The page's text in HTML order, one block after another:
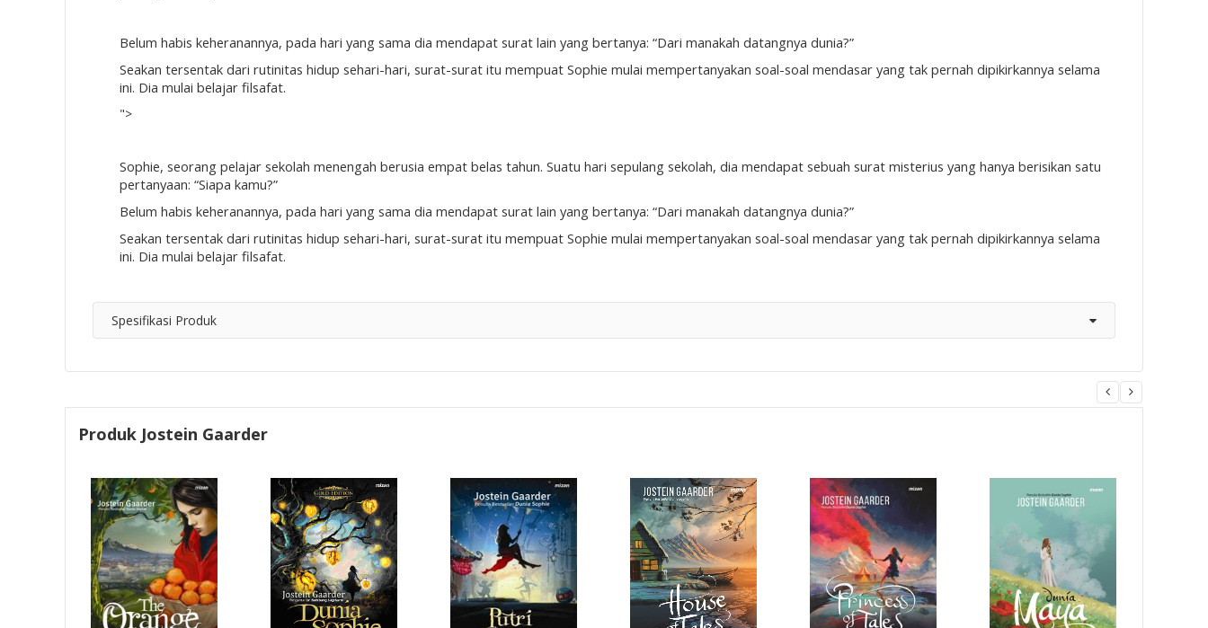
Belum habis keheranannya, pada hari yang sama dia mendapat surat lain yang bertanya: “Dari manakah datangnya dunia?”
Seakan tersentak dari rutinitas hidup sehari-hari, surat-surat itu mempuat Sophie mulai mempertanyakan soal-soal mendasar yang tak pernah dipikirkannya selama
ini. Dia mulai belajar filsafat.
">
Sophie, seorang pelajar sekolah menengah berusia empat belas tahun. Suatu hari sepulang sekolah, dia mendapat sebuah surat misterius yang hanya berisikan satu
pertanyaan: “Siapa kamu?”
Belum habis keheranannya, pada hari yang sama dia mendapat surat lain yang bertanya: “Dari manakah datangnya dunia?”
Seakan tersentak dari rutinitas hidup sehari-hari, surat-surat itu mempuat Sophie mulai mempertanyakan soal-soal mendasar yang tak pernah dipikirkannya selama
ini. Dia mulai belajar filsafat.
Spesifikasi Produk
Produk Jostein Gaarder